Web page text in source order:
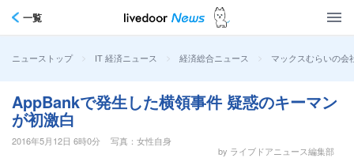
一覧
ニューストップ > IT 経済ニュース > 経済総合ニュース > マックスむらいの会
AppBankで発生した横領事件 疑惑のキーマン
が初激白
2016年5月12日 6時0分
写真：女性自身
by ライブドアニュース編集部